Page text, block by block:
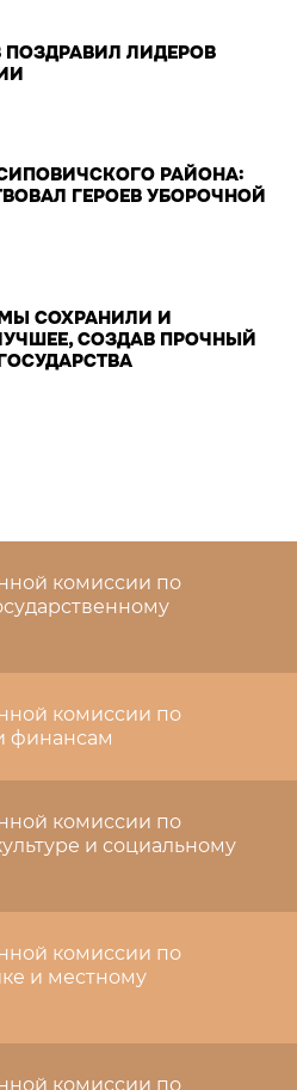
ЛИДЕРОВ
РАЙОНА:
ГЕРОЕВ УБОРОЧНОЙ
СОХРАНИЛИ И
СОЗДАВ ПРОЧНЫЙ
комиссии по
комиссии по
финансам
комиссии по
и социальному
комиссии по
и местному
комиссии по